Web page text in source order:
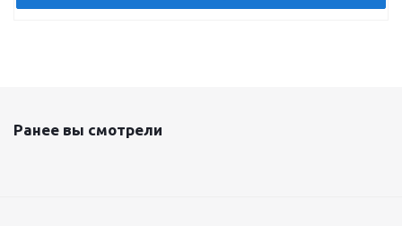
Ранее вы смотрели